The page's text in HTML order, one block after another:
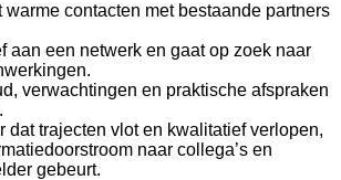
warme contacten met bestaande partners
aan een netwerk en gaat op zoek naar
verwachtingen en praktische afspraken
dat trajecten vlot en kwalitatief verlopen,
naar collega’s en
gebeurt.